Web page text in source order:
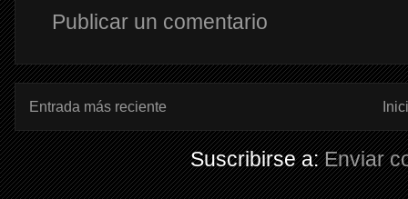
Publicar un comentario
Entrada más reciente
Suscribirse a:Enviar